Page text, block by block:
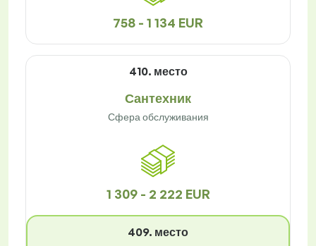
758 - 1 134 EUR
410. место
Сантехник
Сфера обслуживания
1 309 - 2 222 EUR
409. место